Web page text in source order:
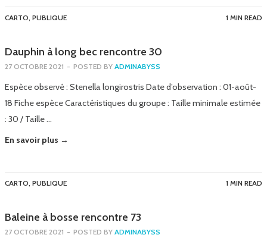
CARTO, PUBLIQUE 1 MIN READ
Dauphin à long bec rencontre 30
27 OCTOBRE 2021 - POSTED BY ADMINABYSS
Espèce observé : Stenella longirostris Date d’observation : 01-août-
18 Fiche espèce Caractéristiques du groupe : Taille minimale estimée
: 30 / Taille …
En savoir plus →
CARTO, PUBLIQUE 1 MIN READ
Baleine à bosse rencontre 73
27 OCTOBRE 2021 - POSTED BY ADMINABYSS